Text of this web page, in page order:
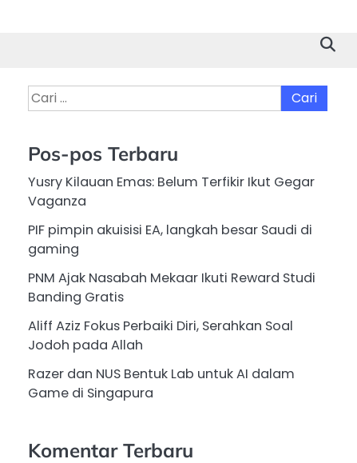
Cari
untuk:
Pos-pos Terbaru
Yusry Kilauan Emas: Belum Terfikir Ikut Gegar
Vaganza
PIF pimpin akuisisi EA, langkah besar Saudi di
gaming
PNM Ajak Nasabah Mekaar Ikuti Reward Studi
Banding Gratis
Aliff Aziz Fokus Perbaiki Diri, Serahkan Soal
Jodoh pada Allah
Razer dan NUS Bentuk Lab untuk AI dalam
Game di Singapura
Komentar Terbaru